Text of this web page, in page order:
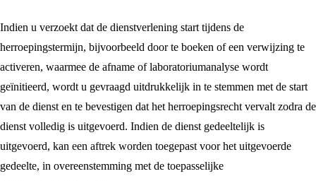
Indien u verzoekt dat de dienstverlening start tijdens de
herroepingstermijn, bijvoorbeeld door te boeken of een verwijzing te
activeren, waarmee de afname of laboratoriumanalyse wordt
geïnitieerd, wordt u gevraagd uitdrukkelijk in te stemmen met de start
van de dienst en te bevestigen dat het herroepingsrecht vervalt zodra de
dienst volledig is uitgevoerd. Indien de dienst gedeeltelijk is
uitgevoerd, kan een aftrek worden toegepast voor het uitgevoerde
gedeelte, in overeenstemming met de toepasselijke